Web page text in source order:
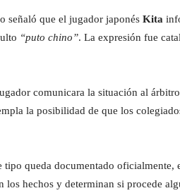
señaló que el jugador japonés Kita
“puto chino”. La expresión fue
comunicara la situación al
la posibilidad de que los
tipo queda documentado
los hechos y determinan si procede